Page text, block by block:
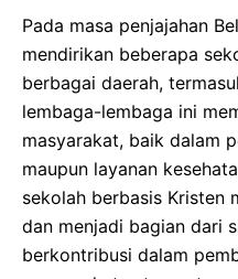
Pada masa penjajahan
mendirikan beberapa
berbagai daerah,
lembaga-lembaga ini
masyarakat, baik dalam
maupun layanan
sekolah berbasis Kristen
dan menjadi bagian dari
berkontribusi dalam